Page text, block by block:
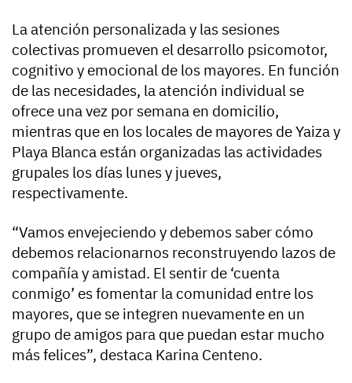
La atención personalizada y las sesiones
colectivas promueven el desarrollo psicomotor,
cognitivo y emocional de los mayores. En función
de las necesidades, la atención individual se
ofrece una vez por semana en domicilio,
mientras que en los locales de mayores de Yaiza y
Playa Blanca están organizadas las actividades
grupales los días lunes y jueves,
respectivamente.
“Vamos envejeciendo y debemos saber cómo
debemos relacionarnos reconstruyendo lazos de
compañía y amistad. El sentir de ‘cuenta
conmigo’ es fomentar la comunidad entre los
mayores, que se integren nuevamente en un
grupo de amigos para que puedan estar mucho
más felices”, destaca Karina Centeno.